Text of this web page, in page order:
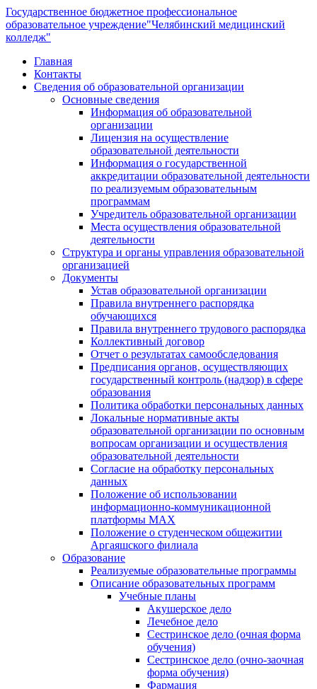
Государственное бюджетное профессиональное
образовательное учреждение"Челябинский медицинский
колледж"
Главная
Контакты
Сведения об образовательной организации
Основные сведения
Информация об образовательной
организации
Лицензия на осуществление
образовательной деятельности
Информация о государственной
аккредитации образовательной деятельности
по реализуемым образовательным
программам
Учредитель образовательной организации
Места осуществления образовательной
деятельности
Структура и органы управления образовательной
организацией
Документы
Устав образовательной организации
Правила внутреннего распорядка
обучающихся
Правила внутреннего трудового распорядка
Коллективный договор
Отчет о результатах самообследования
Предписания органов, осуществляющих
государственный контроль (надзор) в сфере
образования
Политика обработки персональных данных
Локальные нормативные акты
образовательной организации по основным
вопросам организации и осуществления
образовательной деятельности
Согласие на обработку персональных
данных
Положение об использовании
информационно-коммуникационной
платформы MAX
Положение о студенческом общежитии
Аргаяшского филиала
Образование
Реализуемые образовательные программы
Описание образовательных программ
Учебные планы
Акушерское дело
Лечебное дело
Сестринское дело (очная форма
обучения)
Сестринское дело (очно-заочная
форма обучения)
Фармация